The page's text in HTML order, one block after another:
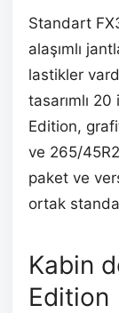
Standart
alaşımlı
lastikler
tasarımlı
Edition,
ve 265/
paket ve
ortak
Kabin
Edition